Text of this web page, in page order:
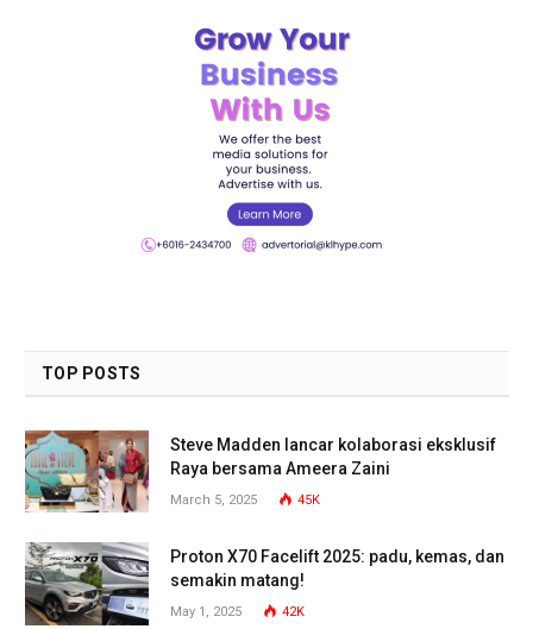
TOP POSTS
Steve Madden lancar kolaborasi eksklusif
Raya bersama Ameera Zaini
March 5, 2025 45K
Proton X70 Facelift 2025: padu, kemas, dan
semakin matang!
May 1, 2025 42K